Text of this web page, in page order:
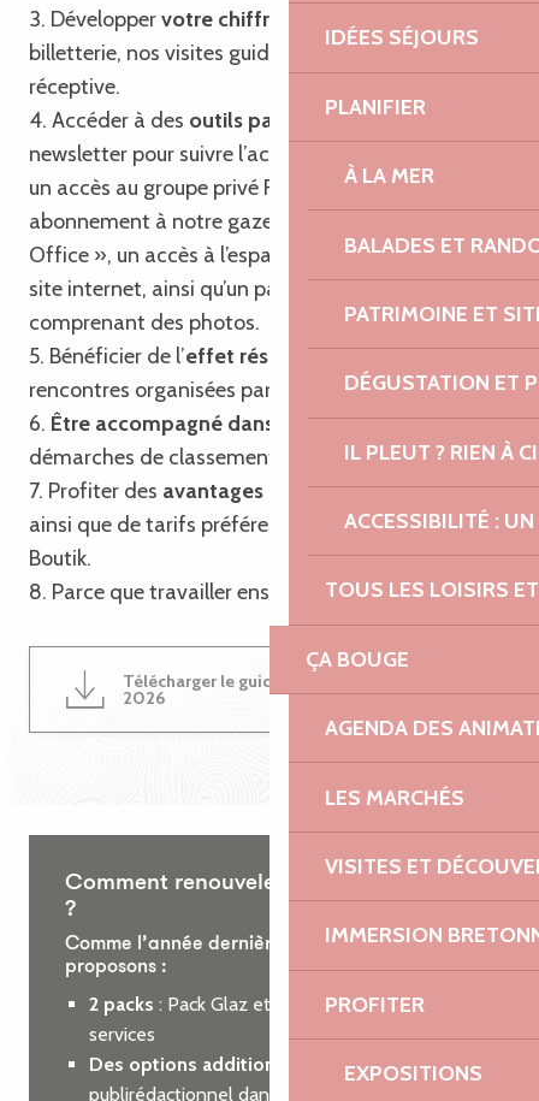
IDÉES SÉJOURS
PLANIFIER
À LA MER
BALADES ET
PATRIMOINE ET
DÉGUSTATION ET
IL PLEUT ? RIEN À
ACCESSIBILITÉ :
TOUS LES LOISIRS
ÇA BOUGE
AGENDA DES
LES MARCHÉS
VISITES ET
IMMERSION
PROFITER
EXPOSITIONS
3. Développervotre chiffre d’affaires
grâce à notre
billetterie, nos visites guidées et notre agence
réceptive.
4. Accéder à des outils partagés tels que notre
newsletter pour suivre l’actualité touristique locale,
un accès au groupe privé Facebook, un
abonnement à notre gazette « Trégor Post
Office », un accès à l’espace professionnel de notre
site internet, ainsi qu’un pack communication
comprenant des photos.
5. Bénéficier de l’effet réseau
en participant aux
rencontres organisées par l’Office de Tourisme.
6. Être accompagné dans vos projetset
démarches de classement et de labellisation.
7. Profiter des avantages du passeport privilège
ainsi que de tarifs préférentiels sur nos produits
Boutik.
8. Parce que travailler ensemble est une évidence !
Télécharger le guide du partenariat
2026
Comment renouveler votre partenariat
?
Comme l’année dernière, nous vous
proposons :
2 packs : Pack Glaz et Pack Roz, incluant des
services
Des options additionnelles
: encart
publirédactionnel dans le guide des loisirs ou